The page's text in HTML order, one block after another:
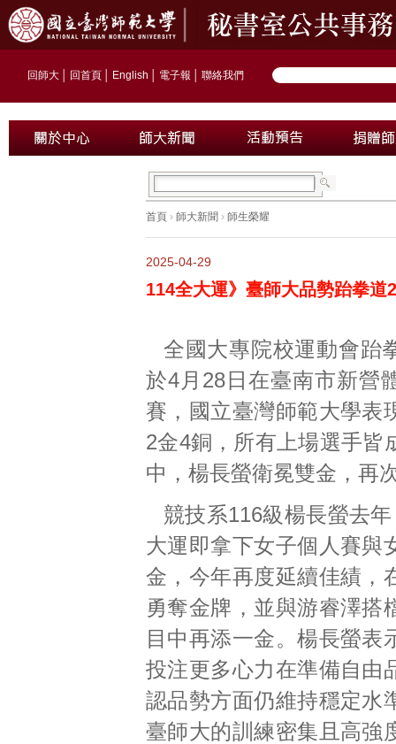
回師大 回首頁 English 電子報 聯絡我們
首頁 › 師大新聞 › 師生榮耀
2025-04-29
114全大運》臺師大品勢跆拳
全國大專院校運動會跆
於4月28日在臺南市新營
賽，國立臺灣師範大學表
2金4銅，所有上場選手皆
中，楊長螢衛冕雙金，再
競技系116級楊長螢去
大運即拿下女子個人賽與
金，今年再度延續佳績，
勇奪金牌，並與游睿澤搭
目中再添一金。楊長螢表
投注更多心力在準備自由
認品勢方面仍維持穩定水
臺師大的訓練密集且高強